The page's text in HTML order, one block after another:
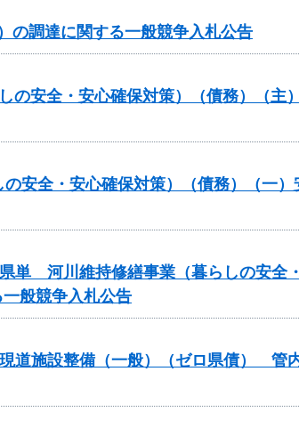
の調達に関する一般競争入札公告
の安全・安心確保対策）（債務）（主
安全・安心確保対策）（債務）（一
単 河川維持修繕事業（暮らしの安全
般競争入札公告
道施設整備（一般）（ゼロ県債）